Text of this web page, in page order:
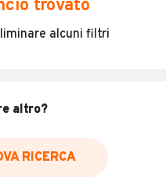
il veicolo
effettuate
la disponibilità
trovato
alcuni filtri
altro?
RICERCA